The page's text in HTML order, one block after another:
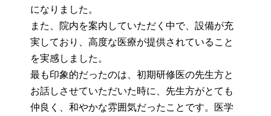
になりました。
また、院内を案内していただく中で、設備が充
実しており、高度な医療が提供されていること
を実感しました。
最も印象的だったのは、初期研修医の先生方と
お話しさせていただいた時に、先生方がとても
仲良く、和やかな雰囲気だったことです。医学